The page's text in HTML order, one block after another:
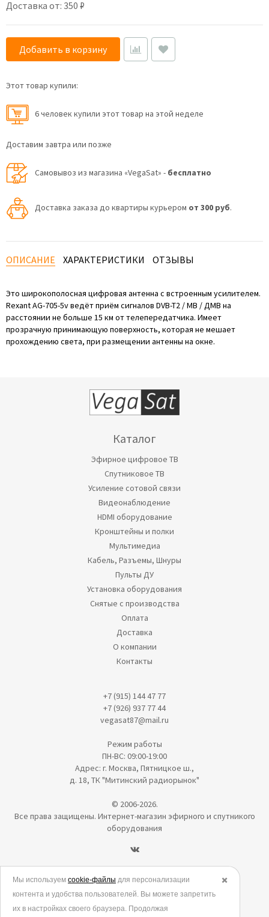
Доставка от: 350 ₽
Добавить в корзину
Этот товар купили:
6 человек купили этот товар на этой неделе
Доставим завтра или позже
Самовывоз из магазина «VegaSat» - бесплатно
Доставка заказа до квартиры курьером от 300 руб.
ОПИСАНИЕ ХАРАКТЕРИСТИКИ ОТЗЫВЫ
Это широкополосная цифровая антенна с встроенным усилителем.
Rexant AG-705-5v ведёт приём сигналов DVB-T2 / МВ / ДМВ на
расстоянии не больше 15 км от телепередатчика. Имеет
прозрачную принимающую поверхность, которая не мешает
прохождению света, при размещении антенны на окне.
Каталог
Эфирное цифровое ТВ
Спутниковое ТВ
Усиление сотовой связи
Видеонаблюдение
HDMI оборудование
Кронштейны и полки
Мультимедиа
Кабель, Разъемы, Шнуры
Пульты ДУ
Установка оборудования
Снятые с производства
Оплата
Доставка
О компании
Контакты
+7 (915) 144 47 77
+7 (926) 937 77 44
vegasat87@mail.ru
Режим работы
ПН-ВС: 09:00-19:00
Адрес: г. Москва, Пятницкое ш.,
д. 18, ТК "Митинский радиорынок"
© 2006-2026.
Все права защищены. Интернет-магазин эфирного и спутникого
оборудования
Политика в отношении обработки персональных данных
Согласие на обработку персональных данных
✖️
Мы используем cookie-файлы для персонализации
контента и удобства пользователей. Вы можете запретить
их в настройках своего браузера. Продолжая